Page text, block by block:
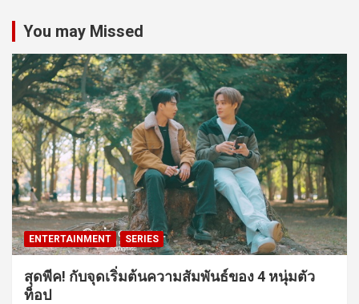
You may Missed
ENTERTAINMENT SERIES
สุดพีค! กับจุดเริ่มต้นความสัมพันธ์ของ 4 หนุ่มตัว
ท็อป